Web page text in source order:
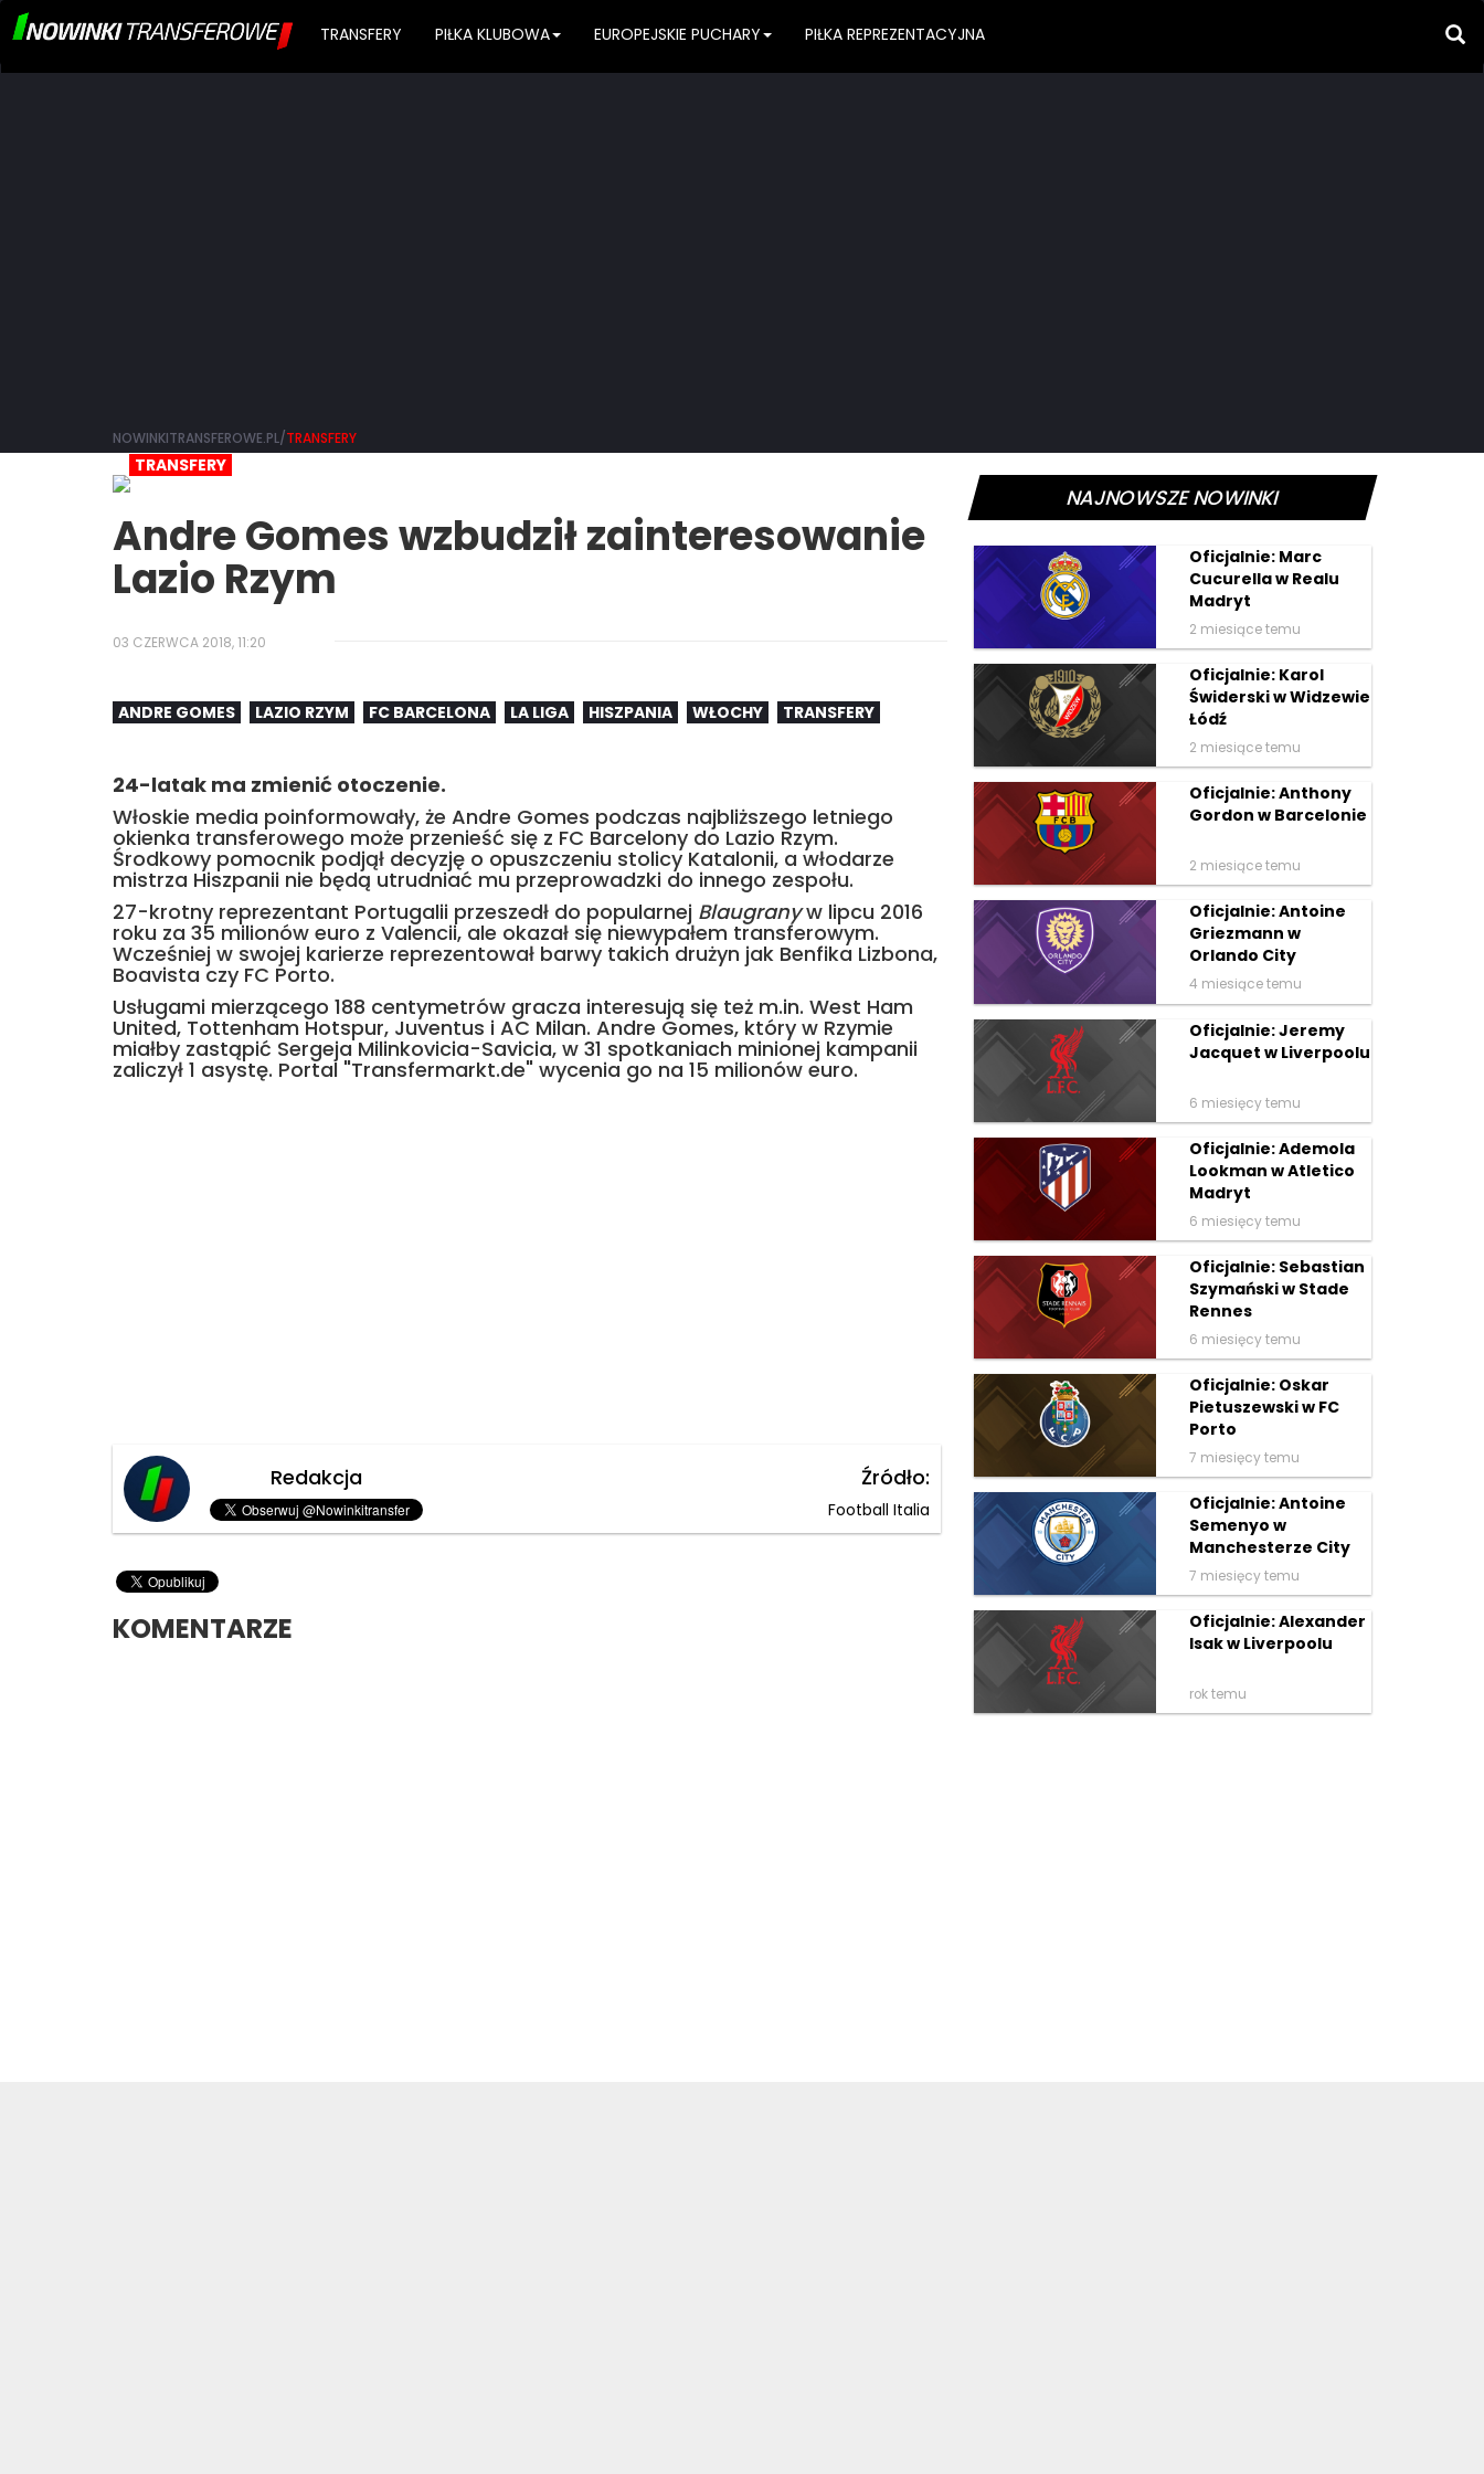
TRANSFERY PIŁKA KLUBOWA EUROPEJSKIE PUCHARY PIŁKA REPREZENTACYJNA
NOWINKITRANSFEROWE.PL/TRANSFERY
TRANSFERY
Andre Gomes wzbudził zainteresowanie
Lazio Rzym
03 CZERWCA 2018, 11:20
ANDRE GOMES LAZIO RZYM FC BARCELONA LA LIGA HISZPANIA WŁOCHY TRANSFERY
24-latak ma zmienić otoczenie.
Włoskie media poinformowały, że Andre Gomes podczas najbliższego letniego
okienka transferowego może przenieść się z FC Barcelony do Lazio Rzym.
Środkowy pomocnik podjął decyzję o opuszczeniu stolicy Katalonii, a włodarze
mistrza Hiszpanii nie będą utrudniać mu przeprowadzki do innego zespołu.
27-krotny reprezentant Portugalii przeszedł do popularnej Blaugranyw lipcu 2016
roku za 35 milionów euro z Valencii, ale okazał się niewypałem transferowym.
Wcześniej w swojej karierze reprezentował barwy takich drużyn jak Benfika Lizbona,
Boavista czy FC Porto.
Usługami mierzącego 188 centymetrów gracza interesują się też m.in. West Ham
United, Tottenham Hotspur, Juventus i AC Milan. Andre Gomes, który w Rzymie
miałby zastąpić Sergeja Milinkovicia-Savicia, w 31 spotkaniach minionej kampanii
zaliczył 1 asystę. Portal "Transfermarkt.de" wycenia go na 15 milionów euro.
Redakcja Źródło:
Football Italia
KOMENTARZE
NAJNOWSZE NOWINKI
Oficjalnie: Marc
Cucurella w Realu
Madryt
2 miesiące temu
Oficjalnie: Karol
Świderski w Widzewie
Łódź
2 miesiące temu
Oficjalnie: Anthony
Gordon w Barcelonie
2 miesiące temu
Oficjalnie: Antoine
Griezmann w
Orlando City
4 miesiące temu
Oficjalnie: Jeremy
Jacquet w Liverpoolu
6 miesięcy temu
Oficjalnie: Ademola
Lookman w Atletico
Madryt
6 miesięcy temu
Oficjalnie: Sebastian
Szymański w Stade
Rennes
6 miesięcy temu
Oficjalnie: Oskar
Pietuszewski w FC
Porto
7 miesięcy temu
Oficjalnie: Antoine
Semenyo w
Manchesterze City
7 miesięcy temu
Oficjalnie: Alexander
Isak w Liverpoolu
rok temu